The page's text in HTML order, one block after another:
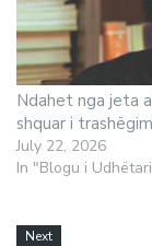
Ndahet nga jeta
shquar i
July 22, 2026
In "Blogu i
Next